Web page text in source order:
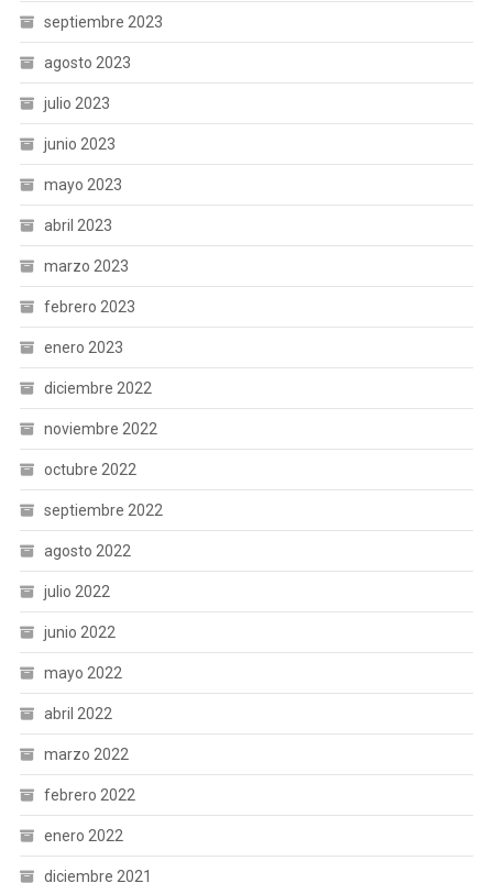
septiembre 2023
agosto 2023
julio 2023
junio 2023
mayo 2023
abril 2023
marzo 2023
febrero 2023
enero 2023
diciembre 2022
noviembre 2022
octubre 2022
septiembre 2022
agosto 2022
julio 2022
junio 2022
mayo 2022
abril 2022
marzo 2022
febrero 2022
enero 2022
diciembre 2021